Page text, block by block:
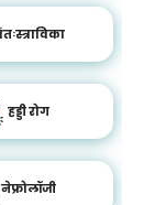
हड्डी रोग
नेफ्रोलॉजी